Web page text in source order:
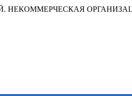
НЕКОММЕРЧЕСКАЯ